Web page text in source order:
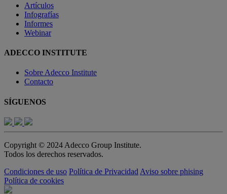
Artículos
Infografías
Informes
Webinar
ADECCO INSTITUTE
Sobre Adecco Institute
Contacto
SÍGUENOS
Copyright © 2024 Adecco Group Institute.
Todos los derechos reservados.
Condiciones de uso Política de Privacidad Aviso sobre phising
Política de cookies